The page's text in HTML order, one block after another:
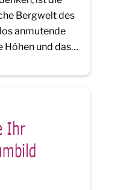
Bergwelt des
anmutende
Höhen und das…